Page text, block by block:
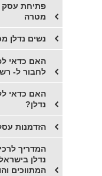
פתיחת עסק
מטרה
נשים נדלן
האם כדאי
לחבור ל-
האם כדאי
נדלן?
הזדמנות
המדריך
נדלן
המתווכים